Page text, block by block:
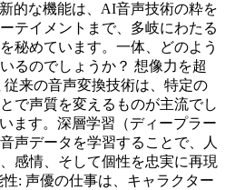
的な機能は、AI音声技術の粋を
テイメントまで、多岐にわたる
秘めています。一体、どのよう
るのでしょうか？ 想像力を超
来の音声変換技術は、特定の
で声質を変えるものが主流でし
ます。深層学習（ディープラー
声データを学習することで、人
感情、そして個性を忠実に再現
: 声優の仕事は、キャラクター